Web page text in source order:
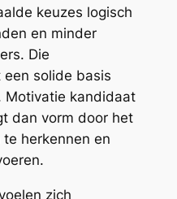
keuzes logisch
en minder
Die
solide basis
Motivatie kandidaat
dan vorm door het
herkennen en
zich